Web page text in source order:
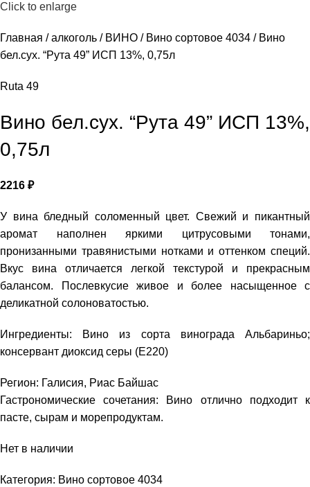
Click to enlarge
Главная алкоголь ВИНО Вино сортовое 4034
Вино
бел.сух. “Рута 49” ИСП 13%, 0,75л
Ruta 49
Вино бел.сух. “Рута 49” ИСП 13%,
0,75л
2216 ₽
У вина бледный соломенный цвет. Свежий и пикантный
аромат наполнен яркими цитрусовыми тонами,
пронизанными травянистыми нотками и оттенком специй.
Вкус вина отличается легкой текстурой и прекрасным
балансом. Послевкусие живое и более насыщенное с
деликатной солоноватостью.
Ингредиенты: Вино из сорта винограда Альбариньо;
консервант диоксид серы (Е220)
Регион: Галисия, Риас Байшас
Гастрономические сочетания: Вино отлично подходит к
пасте, сырам и морепродуктам.
Нет в наличии
Категория: Вино сортовое 4034